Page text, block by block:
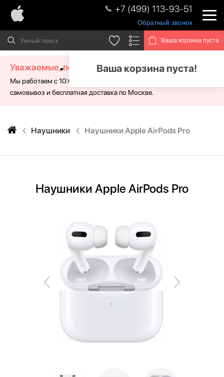
+7 (499) 113-93-51
Обратный звонок
Ваша корзина пуста
Ваша корзина пуста!
Уважаемые, посетители!
Мы работаем с 10:00 - 21:00 без выходных. Для Вас доступен
самовывоз и бесплатная доставка по Москве.
Наушники Наушники Apple AirPods Pro
Наушники Apple AirPods Pro